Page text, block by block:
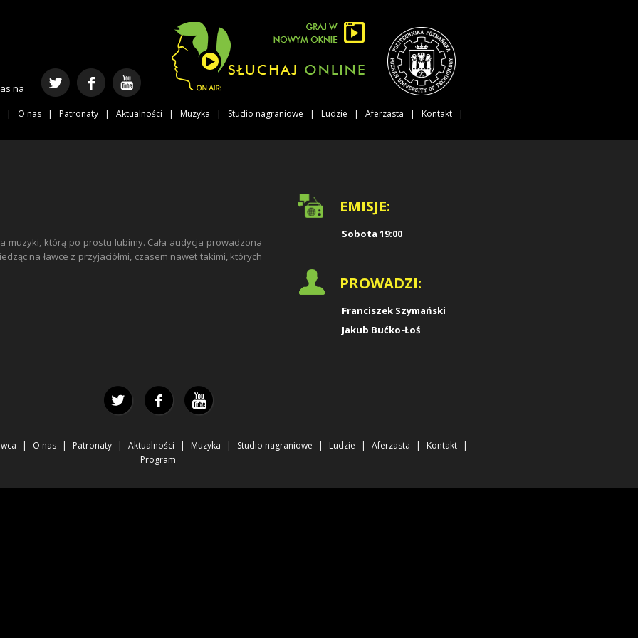
na
O nas Patronaty Aktualności Muzyka Studio nagraniowe Ludzie Aferzasta
Kontakt
muzyki, którą po prostu lubimy. Cała audycja prowadzona
na ławce z przyjaciółmi, czasem nawet takimi, których
EMISJE:
Sobota 19:00
PROWADZI:
Franciszek Szymański
Jakub Bućko-Łoś
O nas Patronaty Aktualności Muzyka Studio nagraniowe Ludzie Aferzasta
Kontakt
Program